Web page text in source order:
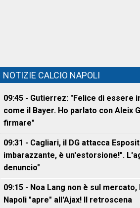
NOTIZIE CALCIO NAPOLI
09:45 - Gutierrez: "Felice di essere
come il Bayer. Ho parlato con Aleix
firmare"
09:31 - Cagliari, il DG attacca
imbarazzante, è un'estorsione!".
denuncio"
09:15 - Noa Lang non è sul
Napoli "apre" all'Ajax! Il retroscena